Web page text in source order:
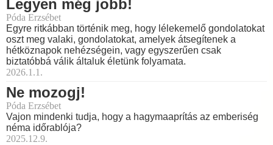
Legyen még jobb!
Póda Erzsébet
Egyre ritkábban történik meg, hogy lélekemelő gondolatokat
oszt meg valaki, gondolatokat, amelyek átsegítenek a
hétköznapok nehézségein, vagy egyszerűen csak
biztatóbbá válik általuk életünk folyamata.
2026.1.1.
Ne mozogj!
Póda Erzsébet
Vajon mindenki tudja, hogy a hagymaaprítás az emberiség
néma időrablója?
2025.12.9.